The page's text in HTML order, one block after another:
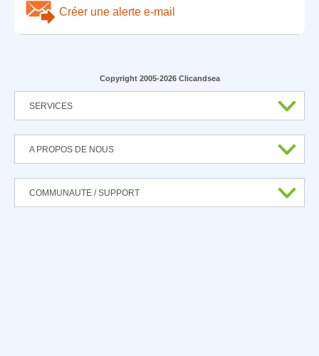
Créer une alerte e-mail
Copyright 2005-2026 Clicandsea
SERVICES
A PROPOS DE NOUS
COMMUNAUTE / SUPPORT